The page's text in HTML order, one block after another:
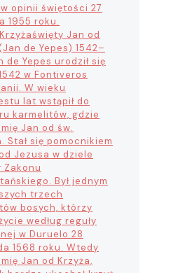
opinii świętości 27
1955 roku.
święty Jan od
de Yepes) 1542–
de Yepes urodził się
w Fontiveros
W wieku
lat wstąpił do
karmelitów, gdzie
Jan od św.
Stał się pomocnikiem
Jezusa w dziele
Zakonu
Był jednym
trzech
bosych, którzy
według reguły
w Duruelo 28
1568 roku. Wtedy
Jan od Krzyża,